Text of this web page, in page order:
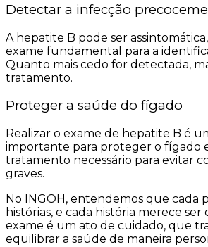
Detectar a infecção
A hepatite B pode ser
exame fundamental para a
Quanto mais cedo for detectada,
tratamento.
Proteger a saúde do fígado
Realizar o exame de hepatite B é
importante para proteger o fígado
tratamento necessário para evitar
graves.
No INGOH, entendemos que cada
histórias, e cada história merece ser
exame é um ato de cuidado, que
equilibrar a saúde de maneira